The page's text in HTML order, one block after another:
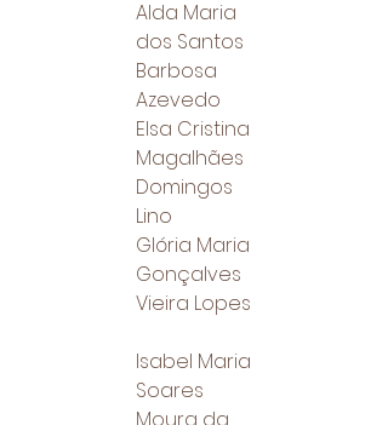
Alda Maria
dos Santos
Barbosa
Azevedo
Elsa Cristina
Magalhães
Domingos
Lino
Glória Maria
Gonçalves
Vieira Lopes
Isabel Maria
Soares